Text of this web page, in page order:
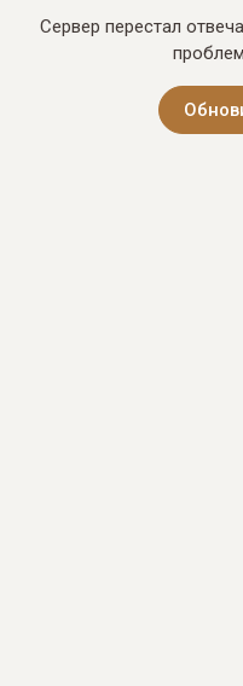
Сервер перестал